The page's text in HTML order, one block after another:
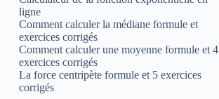
ligne
Comment calculer la médiane formule et
exercices corrigés
Comment calculer une moyenne formule et 4
exercices corrigés
La force centripète formule et 5 exercices
corrigés